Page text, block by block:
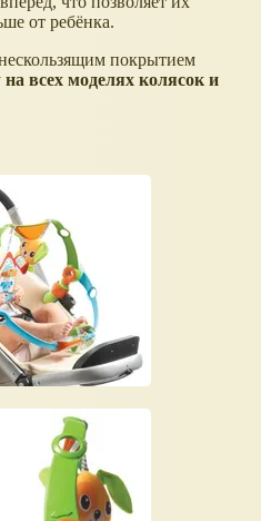
от ребёнка.
покрытием
на всех моделях колясок и